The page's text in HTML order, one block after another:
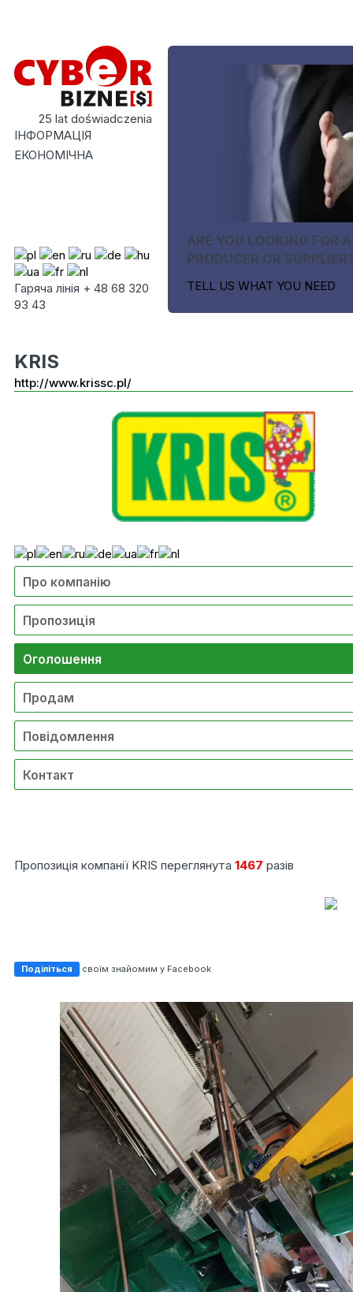
25 lat doświadczenia
ІНФОРМАЦІЯ
ЕКОНОМІЧНА
Гаряча лінія + 48 68 320
93 43
ARE YOU LOOKING FOR A
PRODUCER OR
TELL US WHAT YOU NEED
KRIS
http://www.krissc.pl/
Про компанію
Пропозиція
Оголошення
Продам
Повідомлення
Контакт
Пропозиція компанії KRIS переглянута 1467 разів
Поділіться своїм знайомим у Facebook